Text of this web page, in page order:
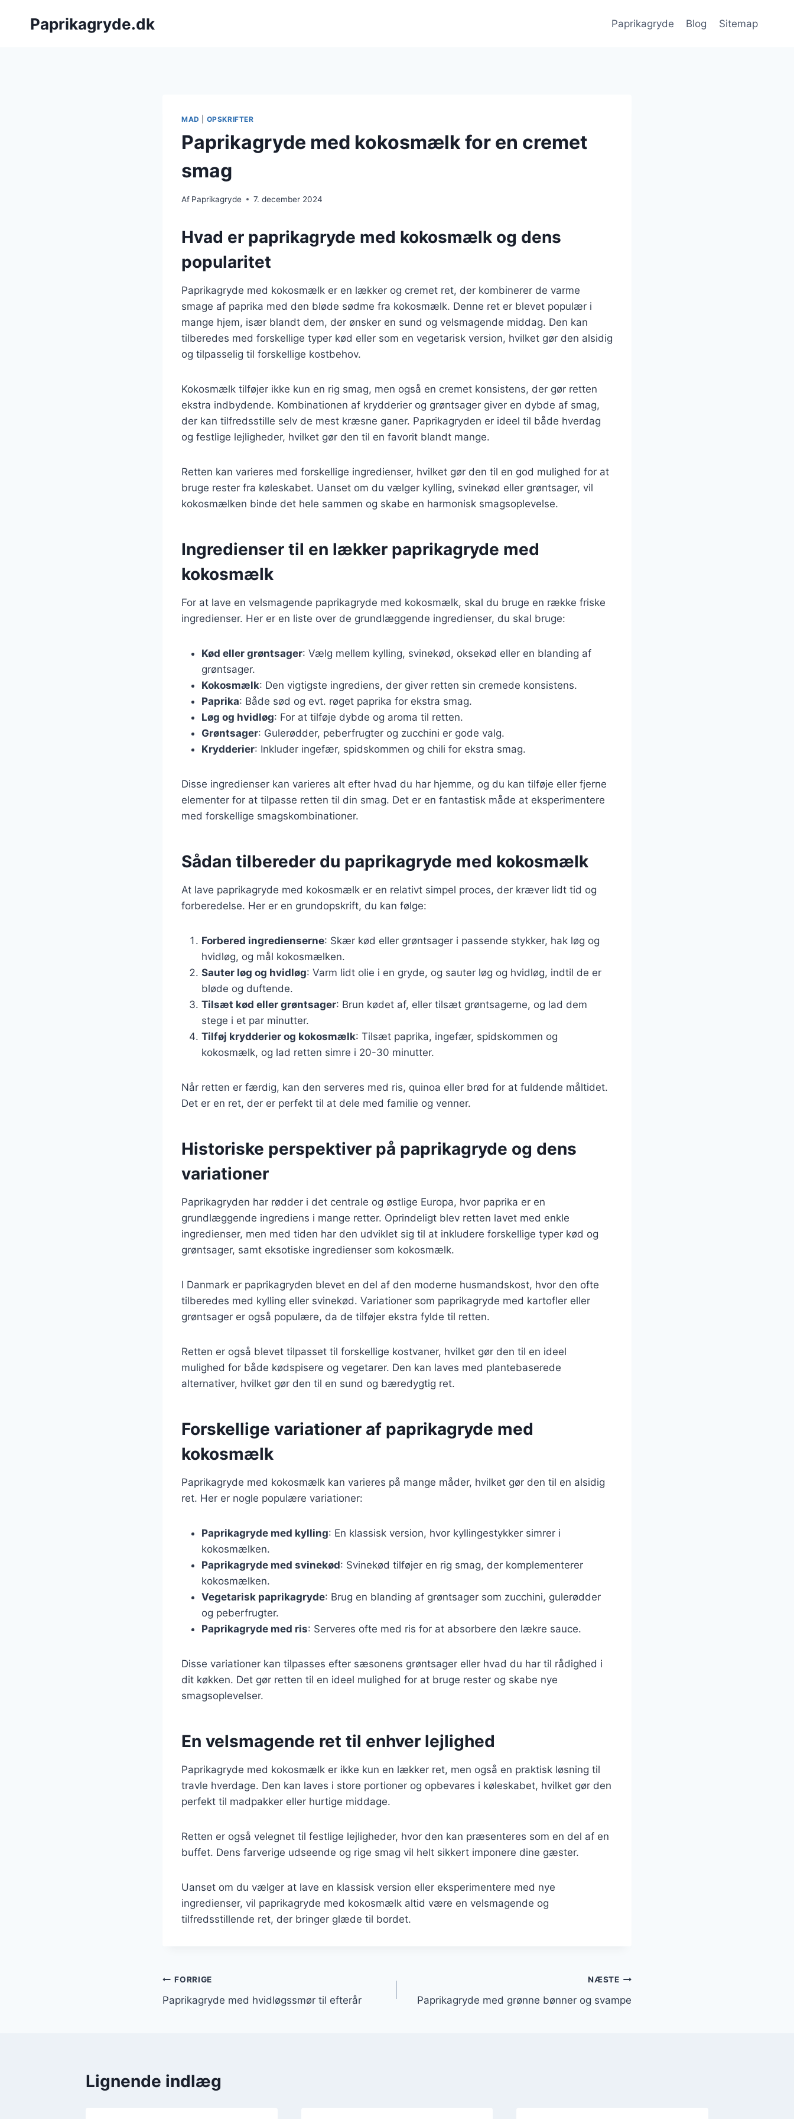
Paprikagryde.dk Paprikagryde Blog Sitemap
MAD OPSKRIFTER
Paprikagryde med kokosmælk for en cremet
smag
Af Paprikagryde 7. december 2024
Hvad er paprikagryde med kokosmælk og dens
popularitet
Paprikagryde med kokosmælk er en lækker og cremet ret, der kombinerer de varme
smage af paprika med den bløde sødme fra kokosmælk. Denne ret er blevet populær i
mange hjem, især blandt dem, der ønsker en sund og velsmagende middag. Den kan
tilberedes med forskellige typer kød eller som en vegetarisk version, hvilket gør den alsidig
og tilpasselig til forskellige kostbehov.
Kokosmælk tilføjer ikke kun en rig smag, men også en cremet konsistens, der gør retten
ekstra indbydende. Kombinationen af krydderier og grøntsager giver en dybde af smag,
der kan tilfredsstille selv de mest kræsne ganer. Paprikagryden er ideel til både hverdag
og festlige lejligheder, hvilket gør den til en favorit blandt mange.
Retten kan varieres med forskellige ingredienser, hvilket gør den til en god mulighed for at
bruge rester fra køleskabet. Uanset om du vælger kylling, svinekød eller grøntsager, vil
kokosmælken binde det hele sammen og skabe en harmonisk smagsoplevelse.
Ingredienser til en lækker paprikagryde med
kokosmælk
For at lave en velsmagende paprikagryde med kokosmælk, skal du bruge en række friske
ingredienser. Her er en liste over de grundlæggende ingredienser, du skal bruge:
Kød eller grøntsager: Vælg mellem kylling, svinekød, oksekød eller en blanding af
grøntsager.
Kokosmælk: Den vigtigste ingrediens, der giver retten sin cremede konsistens.
Paprika: Både sød og evt. røget paprika for ekstra smag.
Løg og hvidløg: For at tilføje dybde og aroma til retten.
Grøntsager: Gulerødder, peberfrugter og zucchini er gode valg.
Krydderier: Inkluder ingefær, spidskommen og chili for ekstra smag.
Disse ingredienser kan varieres alt efter hvad du har hjemme, og du kan tilføje eller fjerne
elementer for at tilpasse retten til din smag. Det er en fantastisk måde at eksperimentere
med forskellige smagskombinationer.
Sådan tilbereder du paprikagryde med kokosmælk
At lave paprikagryde med kokosmælk er en relativt simpel proces, der kræver lidt tid og
forberedelse. Her er en grundopskrift, du kan følge:
Forbered ingredienserne: Skær kød eller grøntsager i passende stykker, hak løg og
hvidløg, og mål kokosmælken.
Sauter løg og hvidløg: Varm lidt olie i en gryde, og sauter løg og hvidløg, indtil de er
bløde og duftende.
Tilsæt kød eller grøntsager: Brun kødet af, eller tilsæt grøntsagerne, og lad dem
stege i et par minutter.
Tilføj krydderier og kokosmælk: Tilsæt paprika, ingefær, spidskommen og
kokosmælk, og lad retten simre i 20-30 minutter.
Når retten er færdig, kan den serveres med ris, quinoa eller brød for at fuldende måltidet.
Det er en ret, der er perfekt til at dele med familie og venner.
Historiske perspektiver på paprikagryde og dens
variationer
Paprikagryden har rødder i det centrale og østlige Europa, hvor paprika er en
grundlæggende ingrediens i mange retter. Oprindeligt blev retten lavet med enkle
ingredienser, men med tiden har den udviklet sig til at inkludere forskellige typer kød og
grøntsager, samt eksotiske ingredienser som kokosmælk.
I Danmark er paprikagryden blevet en del af den moderne husmandskost, hvor den ofte
tilberedes med kylling eller svinekød. Variationer som paprikagryde med kartofler eller
grøntsager er også populære, da de tilføjer ekstra fylde til retten.
Retten er også blevet tilpasset til forskellige kostvaner, hvilket gør den til en ideel
mulighed for både kødspisere og vegetarer. Den kan laves med plantebaserede
alternativer, hvilket gør den til en sund og bæredygtig ret.
Forskellige variationer af paprikagryde med
kokosmælk
Paprikagryde med kokosmælk kan varieres på mange måder, hvilket gør den til en alsidig
ret. Her er nogle populære variationer:
Paprikagryde med kylling: En klassisk version, hvor kyllingestykker simrer i
kokosmælken.
Paprikagryde med svinekød: Svinekød tilføjer en rig smag, der komplementerer
kokosmælken.
Vegetarisk paprikagryde: Brug en blanding af grøntsager som zucchini, gulerødder
og peberfrugter.
Paprikagryde med ris: Serveres ofte med ris for at absorbere den lækre sauce.
Disse variationer kan tilpasses efter sæsonens grøntsager eller hvad du har til rådighed i
dit køkken. Det gør retten til en ideel mulighed for at bruge rester og skabe nye
smagsoplevelser.
En velsmagende ret til enhver lejlighed
Paprikagryde med kokosmælk er ikke kun en lækker ret, men også en praktisk løsning til
travle hverdage. Den kan laves i store portioner og opbevares i køleskabet, hvilket gør den
perfekt til madpakker eller hurtige middage.
Retten er også velegnet til festlige lejligheder, hvor den kan præsenteres som en del af en
buffet. Dens farverige udseende og rige smag vil helt sikkert imponere dine gæster.
Uanset om du vælger at lave en klassisk version eller eksperimentere med nye
ingredienser, vil paprikagryde med kokosmælk altid være en velsmagende og
tilfredsstillende ret, der bringer glæde til bordet.
Indlægsnavigation
FORRIGE
Paprikagryde med hvidløgssmør til efterår
NÆSTE
Paprikagryde med grønne bønner og svampe
Lignende indlæg